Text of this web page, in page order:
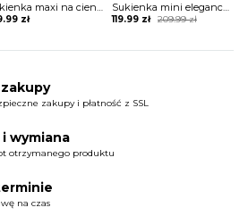
Sukienka maxi na cienkich ramiączkach koronkowa
zł
Sukienka mini elegancka z rozcięciami na rękawach
209.99zł
Original
119.99 zł
Current
zakupy i płatność z SSL
wymiana
otrzymanego produktu
na czas